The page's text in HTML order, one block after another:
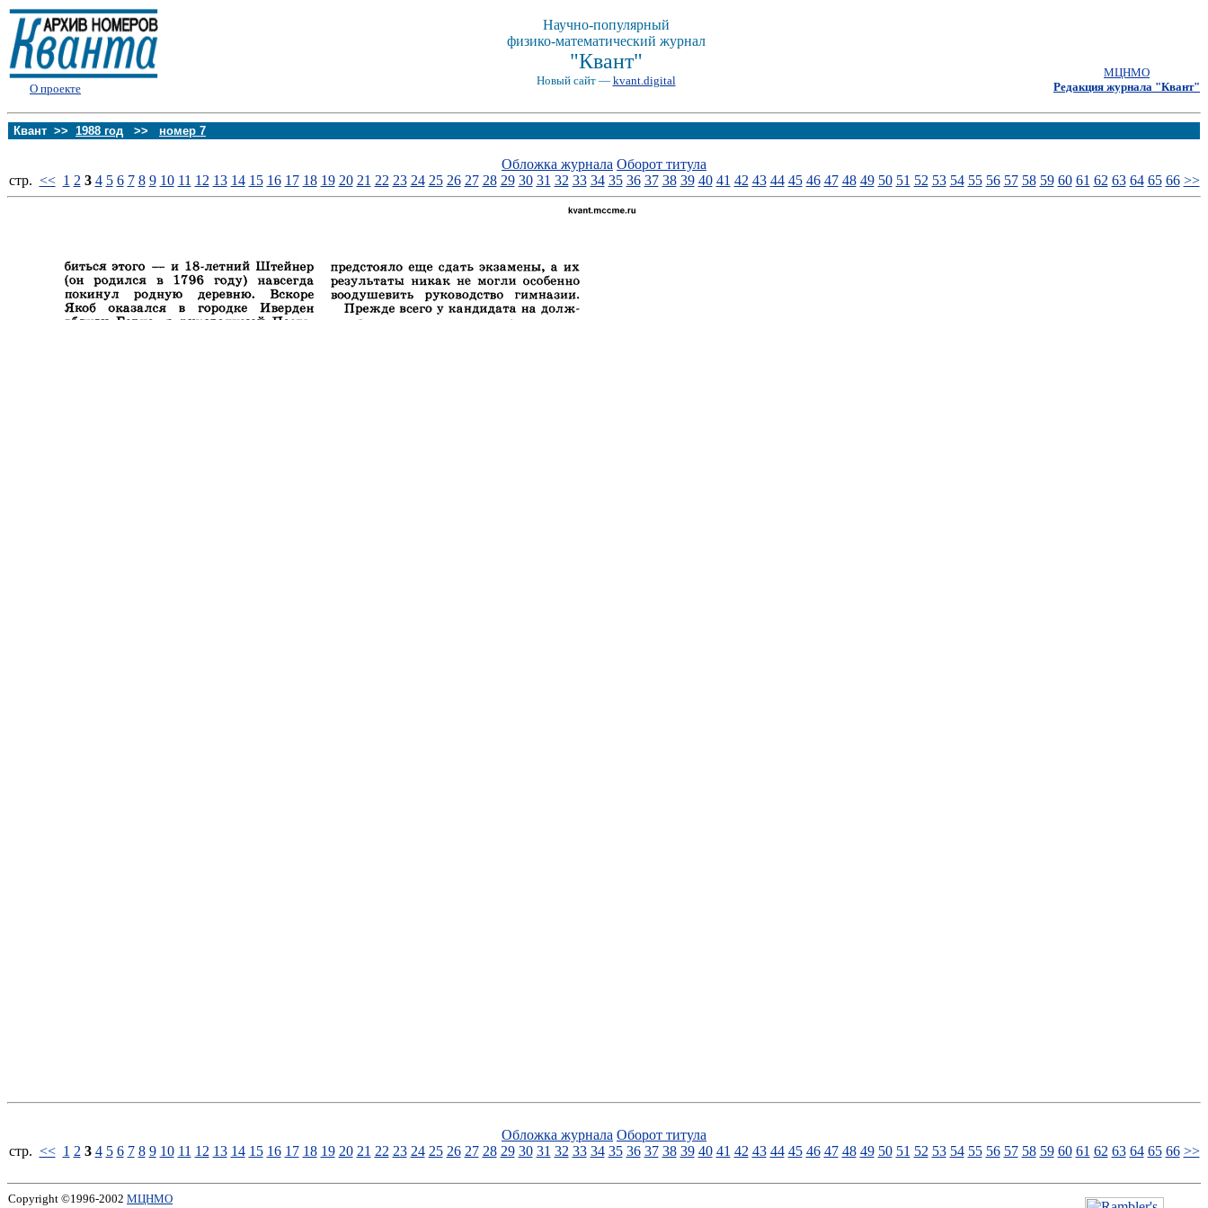
О проекте
Научно-популярный
физико-математический журнал
"Квант"
Новый сайт — kvant.digital
МЦНМО
Редакция журнала "Квант"
Квант >> 1988 год >> номер 7
Обложка журнала Оборот титула
стp. << 1 2 3 4 5 6 7 8 9 10 11 12 13 14 15 16 17 18 19 20 21 22 23 24 25 26 27 28 29 30 31 32 33 34 35 36 37 38 39 40 41 42 43 44 45 46 47 48 49 50 51 52 53 54 55 56 57 58 59 60 61 62 63 64 65 66 >>
Обложка журнала Оборот титула
стp. << 1 2 3 4 5 6 7 8 9 10 11 12 13 14 15 16 17 18 19 20 21 22 23 24 25 26 27 28 29 30 31 32 33 34 35 36 37 38 39 40 41 42 43 44 45 46 47 48 49 50 51 52 53 54 55 56 57 58 59 60 61 62 63 64 65 66 >>
Copyright ©1996-2002 МЦНМО